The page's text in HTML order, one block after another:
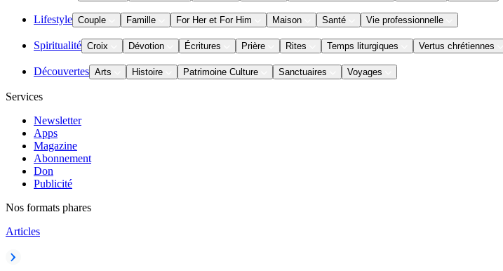
Lifestyle Couple Famille For Her et For Him Maison Santé Vie professionnelle
Spiritualité Croix Dévotion Écritures Prière Rites Temps liturgiques Vertus chrétiennes
Découvertes Arts Histoire Patrimoine Culture Sanctuaires Voyages
Services
Newsletter
Apps
Magazine
Abonnement
Don
Publicité
Nos formats phares
Articles